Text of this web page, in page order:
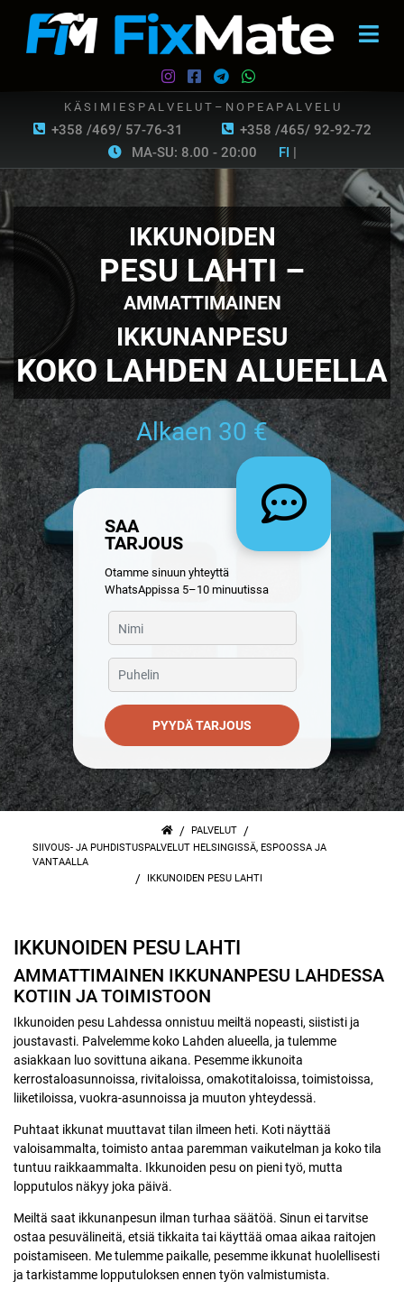
+358 /469/ 57-76-31 +358 /465/ 92-92-72
K Ä S I M I E S P A L V E L U T – N O P E A P A L V E L U
MA-SU: 8.00 - 20:00 FI |
IKKUNOIDEN
PESU LAHTI –
AMMATTIMAINEN
IKKUNANPESU
KOKO LAHDEN ALUEELLA
Alkaen 30 €
SAA
TARJOUS
Otamme sinuun yhteyttä
WhatsAppissa 5–10 minuutissa
PYYDÄ TARJOUS
/ PALVELUT /
SIIVOUS- JA PUHDISTUSPALVELUT HELSINGISSÄ, ESPOOSSA JA
VANTAALLA
/ IKKUNOIDEN PESU LAHTI
IKKUNOIDEN PESU LAHTI
AMMATTIMAINEN IKKUNANPESU LAHDESSA
KOTIIN JA TOIMISTOON
Ikkunoiden pesu Lahdessa onnistuu meiltä nopeasti, siististi ja
joustavasti. Palvelemme koko Lahden alueella, ja tulemme
asiakkaan luo sovittuna aikana. Pesemme ikkunoita
kerrostaloasunnoissa, rivitaloissa, omakotitaloissa, toimistoissa,
liiketiloissa, vuokra-asunnoissa ja muuton yhteydessä.
Puhtaat ikkunat muuttavat tilan ilmeen heti. Koti näyttää
valoisammalta, toimisto antaa paremman vaikutelman ja koko tila
tuntuu raikkaammalta. Ikkunoiden pesu on pieni työ, mutta
lopputulos näkyy joka päivä.
Meiltä saat ikkunanpesun ilman turhaa säätöä. Sinun ei tarvitse
ostaa pesuvälineitä, etsiä tikkaita tai käyttää omaa aikaa raitojen
poistamiseen. Me tulemme paikalle, pesemme ikkunat huolellisesti
ja tarkistamme lopputuloksen ennen työn valmistumista.